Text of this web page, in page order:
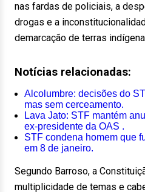
nas fardas de policiais, a
drogas e a
demarcação de terras
Notícias relacionadas:
Alcolumbre: decisões do
mas sem cerceamento.
Lava Jato: STF mantém
ex-presidente da OAS .
STF condena homem que
em 8 de janeiro.
Segundo Barroso, a
multiplicidade de temas e